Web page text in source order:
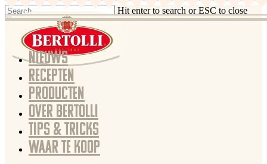
Hit enter to search or ESC to close
NIEUWS
RECEPTEN
PRODUCTEN
OVER BERTOLLI
TIPS & TRICKS
WAAR TE KOOP